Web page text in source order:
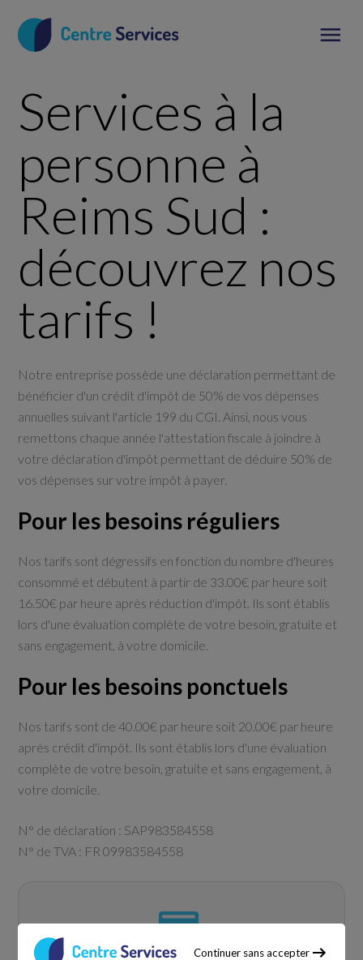
Continuer sans accepter
Services à la
personne à
Reims Sud :
découvrez nos
tarifs !
Notre entreprise possède une déclaration permettant de
bénéficier d'un crédit d'impôt de 50% de vos dépenses
annuelles suivant l'article 199 du CGI. Ainsi, nous vous
remettons chaque année l'attestation fiscale à joindre à
votre déclaration d'impôt permettant de déduire 50% de
vos dépenses sur votre impôt à payer.
Pour les besoins réguliers
Nos tarifs sont dégressifs en fonction du nombre d'heures
consommé et débutent à partir de 33.00€ par heure soit
16.50€ par heure après réduction d'impôt. Ils sont établis
lors d'une évaluation complète de votre besoin, gratuite et
sans engagement, à votre domicile.
Pour les besoins ponctuels
Nos tarifs sont de40.00€ par heure soit 20.00€ par heure
après crédit d'impôt. Ils sont établis lors d'une évaluation
complète de votre besoin, gratuite et sans engagement, à
votre domicile.
N° de déclaration : SAP983584558
N° de TVA : FR 09983584558